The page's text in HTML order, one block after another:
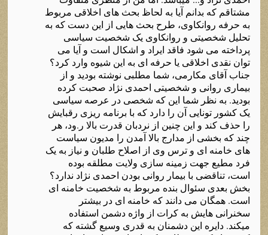
مشتاقم که بدانم آیا به لحاظ بحث های اخلاقی مربوط
به حرفه روانکاوی، طرح بحث هایی از این دست که به
تحلیل شخصیتی و روانکاوی یک شخصیت سیاسی
پرداخته می شود فاقد ایراد و اشکال است و آیا می
توان نقدی اخلاقی یا حرفه ای به این شیوه وارد کرد؟
جناب آقای مکارمی، شما مطلبی نوشته بودید و از
بیماری روانی و شخصیتی احمدی نژاد صحبت کرده
بودید. به نظر شما این که شخصی در عرصه سیاسی
یک کشور تونایی آن را دارد که با برنامه ریزی رقبایش
را حذف کند و این چنین از نردبان قدرت بالا ر.ود، هر
چند که بخشی از مدارج بالا آمدن را مدیون سیاست
های خامنه ای و ترس وی از اصلاح طلبان و نیاز به یک
فرد مطیع جهت زمینه سازی ولایت مطلقه بوده
است، تناقضی با بیمار روانی بودن احمدی نژاد ندارد؟
بخش بعدی سئوال بنده مربوط به شخصیت خامنه ای
است. همگان می دانند که خامنه ای در بیشتر
سخنرانی هایش به کرات از واژه دشمن استفاده
میکند. دایره این دشمنان به قدری وسیع گشته که